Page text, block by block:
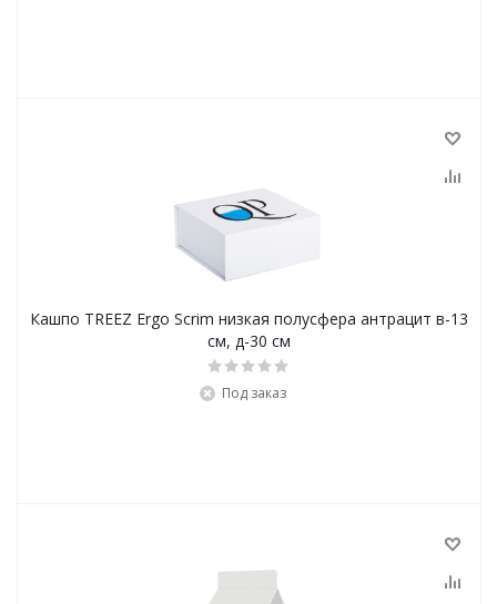
Кашпо TREEZ Ergo Scrim низкая полусфера антрацит в-13
см, д-30 см
Под заказ